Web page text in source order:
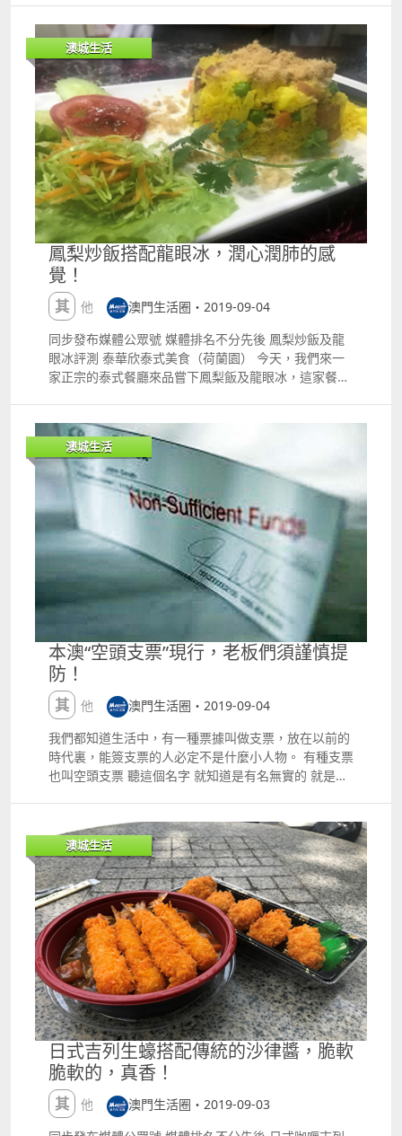
法律： 1、第6 97 M號法律第二條ldquo;黑社會的罪
rdquo;第二條第二款（參加或支持黑社會）； 2、刑法
典第332條ldquo;公務員袒護他人rdquo;； 3、刑法典
第348條ldquo;違反保密rdquo;。 除了以上這2宗事件
外，還曾有2名治安警出入境管制廳警員被捕，涉嫌收
取十多萬賄款，為逾期遝碼仔ldquo;買關rdquo;事件等
等。 司警重申 局方一直高度重視人員的紀律操守，並
強調執法時絕不偏袒任何人，對於任何違法違紀情況，
定必秉公辦理，絕不姑息。當局已依法調查有關違紀違
規行為。 白裏有黑，黑裏有白 也許只是冰山一角 但邪
不勝正 亦是多年的道理 正義也許會遲到，但從不缺席
素材來源：力報、網絡 圖片來源：力報、電影表情包
如有侵權，請聯系我們刪除 版權屬於原作者 編輯撰
寫：小嚕
心地吃月餅 喝著茶，聊會天 或者搓上十二圈 不過話說
回來 每到傳統節日時 市民就會上街掃貨 送禮也成為了
市民的習慣性 所以臨近中秋 過關送禮亦需謹慎 市民切
記 郵寄、攜帶月餅進出境有著諸多限制，拱北海關提醒
注意勿違反相關規定。 不少市民都喜歡吃的這些月餅，
如：帕爾瑪火腿月餅、肉松餡月餅、小龍蝦月餅、燕窩
月餅等。 但該類月餅，在攜帶或郵寄入境時一律都會被
扣查。 相關規定 據《中華人民共和國禁止攜帶、郵寄
進境的動植物及其產品名錄》規定： （生或熟）肉類
（含髒器類）及其制品，水生動物產品，燕窩，新鮮水
果、蔬菜均禁止攜帶、郵寄進境。 為什麼不能攜帶？
因為含有該些成分的月餅存在攜帶禽流感、口蹄疫及其
他檢疫性疫病疫情傳播的風險，會給我國農、林、牧、
漁業生產和人體健康帶來危害，切勿將含有檢疫風險的
月餅攜帶、郵寄入境。 對於違法攜帶入境的此類月餅，
海關將對其作退回或銷毀處理。 海關呼籲市民 若想向
親朋好友寄送月餅，一定要事先詳細了解目的地國家或
地區對攜帶、郵寄物的檢疫要求，以避免不必要的麻
煩。 那到底哪些月餅能出入境 哪些不能呢？ 終究還要
地區明令禁止郵寄月餅入境，包括： 德國、法國、丹
麥、西班牙、比利時、匈牙利、瑞典、瑞士、俄羅斯、
捷克、愛沙尼亞、墨西哥、巴西、烏拉圭、哥倫比亞、
韓國、泰國、新加坡、菲律賓、卡塔爾、印度、印尼、
緬甸、沙特阿拉伯、剛果、赤道幾內亞、尼日利亞、查
德、喀麥隆、布隆迪、加蓬、埃塞俄比亞、蘇丹、利比
亞。 身在海外的市民們 相信很想念家裏的月餅了吧 月
餅除了是傳統習俗的代表之外 還示意了團圓的感覺 但
心有餘而力不足 部分國家對攜帶、郵寄月餅入境 采取
了限制措施 國外限制措施 如澳大利亞、英國、加拿
大、馬來西亞等國都禁止含有蛋黃和肉類的月餅郵寄入
境，且澳大利亞規定寄往本國的月餅要注明為節日禮
物。 ◆禁止果仁和果幹餡的月餅郵寄入境； ◆新西蘭
規定禁止含蛋黃和蜂蜜餡的月餅郵寄入境； ◆日本、
泰國和越南還對數量進行限制等等。 不管是想郵寄月餅
出入境，又或是購買並攜帶月餅出入境，最好都是先了
解前往的目的地國家或地區對月餅攜帶的相關政策和規
定，不然違法並被沒收，就等於白費力氣了。 各市民一
定要嚴格遵守 國家出入境法律規定 切勿以身試法 下面
瘟，早已實施含豬肉食品禁入境；但不少人士都不為意
部分中秋月餅是含豬肉內餡的，因此遭到罰款。 連日
來，有多名旅客因從中國內地到台灣時，帶了內餡含豬
肉成份的月餅入境卻未申報，違反動物傳染病防治條
例，各被罰款20萬元新台幣約5萬澳門元。 9月1號，台
北關稽查組在桃園國際機場分別查獲台灣3名旅客，各
帶淨重分別為14公斤、0.75公斤及2.04公斤的月餅，內
餡都含有中國內地的豬肉，3個人分搭不同的航班。 稽
查組人員表示，自從修法把最高罰款調高到100萬元
後，裁罰金額大幅提高，最新月餅個案一罰就是20萬元
新台幣。 然而，另一宗發生在本月4號，一名中國籍田
姓旅客攜帶4個豬肉餡月餅入境遭罰款20萬元新台幣。
這些活生生的例子 就是在告誡市民 切勿以身試法 盡量
先去了解相關規定 方可去攜帶或郵寄 此外，中秋過後
又到國慶 腦海中不斷在提醒我們 再等等，就放假啦 不
過，假期間來澳門旅遊的小夥伴們 買東西要先了解 澳
門出入境相關的法律規定 以免因違法攜帶 受管制物品
入境而觸犯法例受罰 小夥伴們 拿出小本本記好了喲 來
澳城生活
鳳梨炒飯搭配龍眼冰，潤心潤肺的感
覺！
其他
澳門生活圈・2019-09-04
同步發布媒體公眾號 媒體排名不分先後 鳳梨炒飯及龍
眼冰評測 泰華欣泰式美食（荷蘭園） 今天，我們來一
家正宗的泰式餐廳來品嘗下鳳梨飯及龍眼冰，這家餐廳
人會知道如何為顧客獻上原汁原味的泰式美食。 這款泰
華欣泰式美食就在水坑尾街附近，適合遊客購物完進去
品嘗美食，也適合大家通過憶條街進行外賣點單。現在
讓我們來看看鳳梨炒飯先。 鳳梨炒飯是將帶皮鳳梨縱
切，用勺子將鳳梨肉取出，切成小丁，與米飯、火腿、
雞蛋、新鮮蔬菜等一起在油鍋中翻炒，炒好的米飯即可
食用。 這款炒飯具有酸甜可口，營養豐富的特點，而且
泰華欣泰式美食還別具新意的加入了肉松來提升口感。
接著，該店的這款鳳梨炒飯搭配龍眼冰簡直是潤心潤
肺。如果單點這么一款龍眼冰的話或許你會覺得這只是
一杯普通的水果茶。 但是搭配上鳳梨炒飯後，您就會覺
得特色的所在，很是推薦。而且老板娘對顧客也非常熱
情。 歡迎來到ldquo;憶條街rdquo;訂單詳情 想要嘗試
的朋友 可以通過憶條街進行外賣訂單 或者到店鋪自取
店鋪地址 澳門荷蘭園二馬路5號D地下
澳城生活
本澳“空頭支票”現行，老板們須謹慎提
防！
其他
澳門生活圈・2019-09-04
我們都知道生活中，有一種票據叫做支票，放在以前的
時代裏，能簽支票的人必定不是什麼小人物。 有種支票
也叫空頭支票 聽這個名字 就知道是有名無實的 就是取
持有人請求付款時，出票人在付款人處實有的可供合法
支配的存款不足以支付票據金額的支票。 票據法規定
支票出票人所簽發的支票金額不得超過其在付款人處實
有的存款金額，即不得簽發空頭支票； 這就要求出票人
自出票日起至支付完畢止，保證其在付款人處的存款賬
戶中有足以支付支票金額的資金。 對於簽發空頭支票騙
取財物的，要依法追究刑事責任。 做生意的 都會出現
空頭支票的狀況 簽支票時 那種感覺就像是一家人 隨
後，轉眼就消失了... 男東主瘋狂開空頭支票 近日，本
澳某建築公司男東主涉嫌多次開空頭支票，借以拖延歸
還向另一家建築公司購買鋼筋的貨款。 最終，該名東主
被司警拘捕，經司警局調查後，該名東主供認因周轉不
靈而犯案。 被捕本地男子姓關，56歲，建築公司東
主。司警落案控以ldquo;開空頭支票rdquo;罪，已移送
檢察院偵辦。 人無信不立，誠信二字 想必做生意人的
都會遵守 但凡沒有誠信可言 怕是要被拉入黑名單了 據
澳城生活
日式吉列生蠔搭配傳統的沙律醬，脆軟
脆軟的，真香！
其他
澳門生活圈・2019-09-03